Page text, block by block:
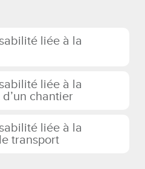
liée à la
liée à la
chantier
liée à la
transport